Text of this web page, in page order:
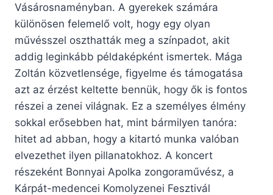
Vásárosnaményban. A gyerekek számára
különösen felemelő volt, hogy egy olyan
művésszel oszthatták meg a színpadot, akit
addig leginkább példaképként ismertek. Mága
Zoltán közvetlensége, figyelme és támogatása
azt az érzést keltette bennük, hogy ők is fontos
részei a zenei világnak. Ez a személyes élmény
sokkal erősebben hat, mint bármilyen tanóra:
hitet ad abban, hogy a kitartó munka valóban
elvezethet ilyen pillanatokhoz. A koncert
részeként Bonnyai Apolka zongoraművész, a
Kárpát-medencei Komolyzenei Fesztivál